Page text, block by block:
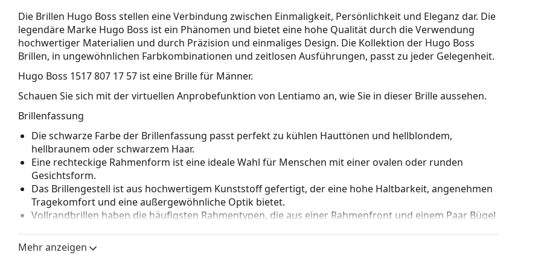
Die Brillen Hugo Boss stellen eine Verbindung zwischen Einmaligkeit, Persönlichkeit und Eleganz dar. Die
legendäre Marke Hugo Boss ist ein Phänomen und bietet eine hohe Qualität durch die Verwendung
hochwertiger Materialien und durch Präzision und einmaliges Design. Die Kollektion der Hugo Boss
Brillen, in ungewöhnlichen Farbkombinationen und zeitlosen Ausführungen, passt zu jeder Gelegenheit.
Hugo Boss 1517 807 17 57 ist eine Brille für Männer.
Schauen Sie sich mit der virtuellen Anprobefunktion von Lentiamo an, wie Sie in dieser Brille aussehen.
Brillenfassung
Die schwarze Farbe der Brillenfassung passt perfekt zu kühlen Hauttönen und hellblondem,
hellbraunem oder schwarzem Haar.
Eine rechteckige Rahmenform ist eine ideale Wahl für Menschen mit einer ovalen oder runden
Gesichtsform.
Das Brillengestell ist aus hochwertigem Kunststoff gefertigt, der eine hohe Haltbarkeit, angenehmen
Tragekomfort und eine außergewöhnliche Optik bietet.
Vollrandbrillen haben die häufigsten Rahmentypen, die aus einer Rahmenfront und einem Paar Bügel
Vorteile ist die Robustheit, Langlebigkeit, die Tatsache, dass sie das Glas vollständig umschließen, und
vor allem ihr Schutz vor Beschädigungen. Dieser Rahmentyp ist für alle Gläser geeignet, auch für
Mehr anzeigen